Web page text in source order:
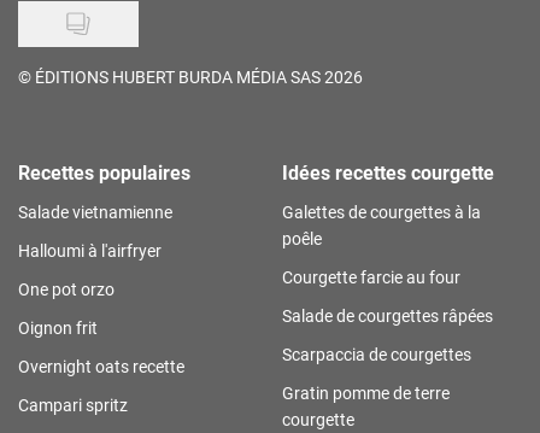
© ÉDITIONS HUBERT BURDA MÉDIA SAS 2026
Recettes populaires
Salade vietnamienne
Halloumi à l'airfryer
One pot orzo
Oignon frit
Overnight oats recette
Campari spritz
Idées recettes courgette
Galettes de courgettes à la
poêle
Courgette farcie au four
Salade de courgettes râpées
Scarpaccia de courgettes
Gratin pomme de terre
courgette